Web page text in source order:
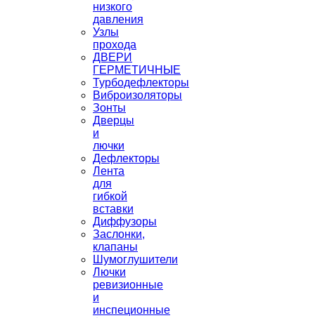
низкого
давления
Узлы
прохода
ДВЕРИ
ГЕРМЕТИЧНЫЕ
Турбодефлекторы
Виброизоляторы
Зонты
Дверцы
и
лючки
Дефлекторы
Лента
для
гибкой
вставки
Диффузоры
Заслонки,
клапаны
Шумоглушители
Лючки
ревизионные
и
инспеционные